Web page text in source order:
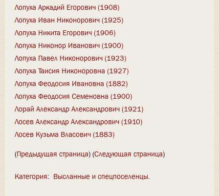
Лопуха Аркадий Егорович (1908)
Лопуха Иван Никонорович (1925)
Лопуха Никита Егорович (1906)
Лопуха Никонор Иванович (1900)
Лопуха Павел Никонорович (1923)
Лопуха Таисия Никоноровна (1927)
Лопуха Феодосия Ивановна (1882)
Лопуха Феодосия Семеновна (1900)
Лорай Александр Александрович (1921)
Лосев Александр Александрович (1910)
Лосев Кузьма Власович (1883)
(Предыдущая страница) (Следующая страница)
Категория: Высланные и спецпоселенцы